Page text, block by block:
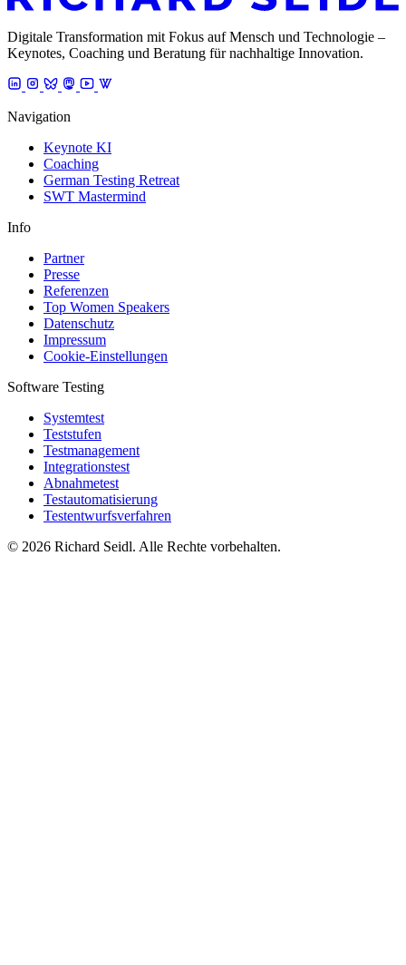
Digitale Transformation mit Fokus auf Mensch und Technologie –
Keynotes, Coaching und Beratung für nachhaltige Innovation.
Navigation
Keynote KI
Coaching
German Testing Retreat
SWT Mastermind
Info
Partner
Presse
Referenzen
Top Women Speakers
Datenschutz
Impressum
Cookie-Einstellungen
Software Testing
Systemtest
Teststufen
Testmanagement
Integrationstest
Abnahmetest
Testautomatisierung
Testentwurfsverfahren
© 2026 Richard Seidl. Alle Rechte vorbehalten.